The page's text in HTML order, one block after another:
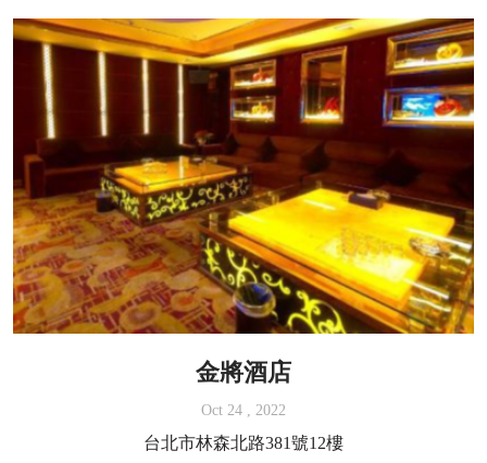
金將酒店
Oct 24 , 2022
台北市林森北路381號12樓